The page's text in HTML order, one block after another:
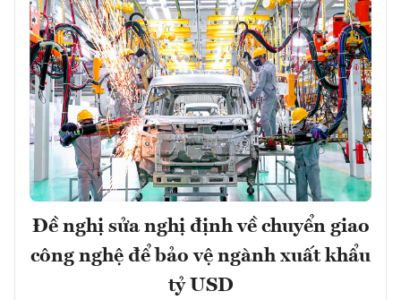
Đề nghị sửa nghị định về chuyển giao
công nghệ để bảo vệ ngành xuất khẩu
tỷ USD